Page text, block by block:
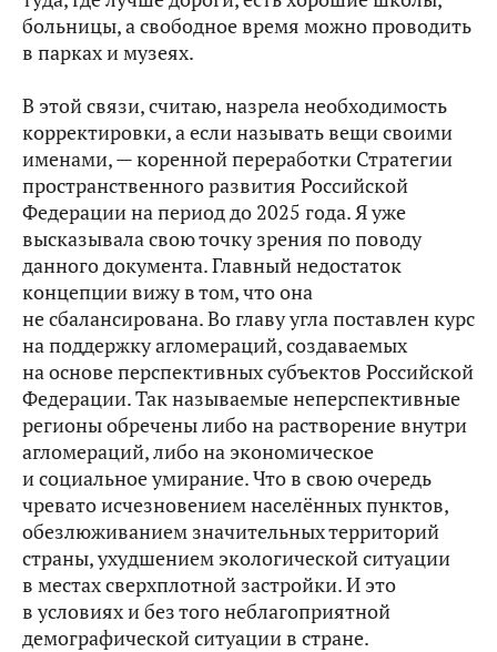
больницы, а свободное время можно проводить
в парках и музеях.
В этой связи, считаю, назрела необходимость
корректировки, а если называть вещи своими
именами, — коренной переработки Стратегии
пространственного развития Российской
Федерации на период до 2025 года. Я уже
высказывала свою точку зрения по поводу
данного документа. Главный недостаток
концепции вижу в том, что она
не сбалансирована. Во главу угла поставлен курс
на поддержку агломераций, создаваемых
на основе перспективных субъектов Российской
Федерации. Так называемые неперспективные
регионы обречены либо на растворение внутри
агломераций, либо на экономическое
и социальное умирание. Что в свою очередь
чревато исчезновением населённых пунктов,
обезлюживанием значительных территорий
страны, ухудшением экологической ситуации
в местах сверхплотной застройки. И это
в условиях и без того неблагоприятной
демографической ситуации в стране.